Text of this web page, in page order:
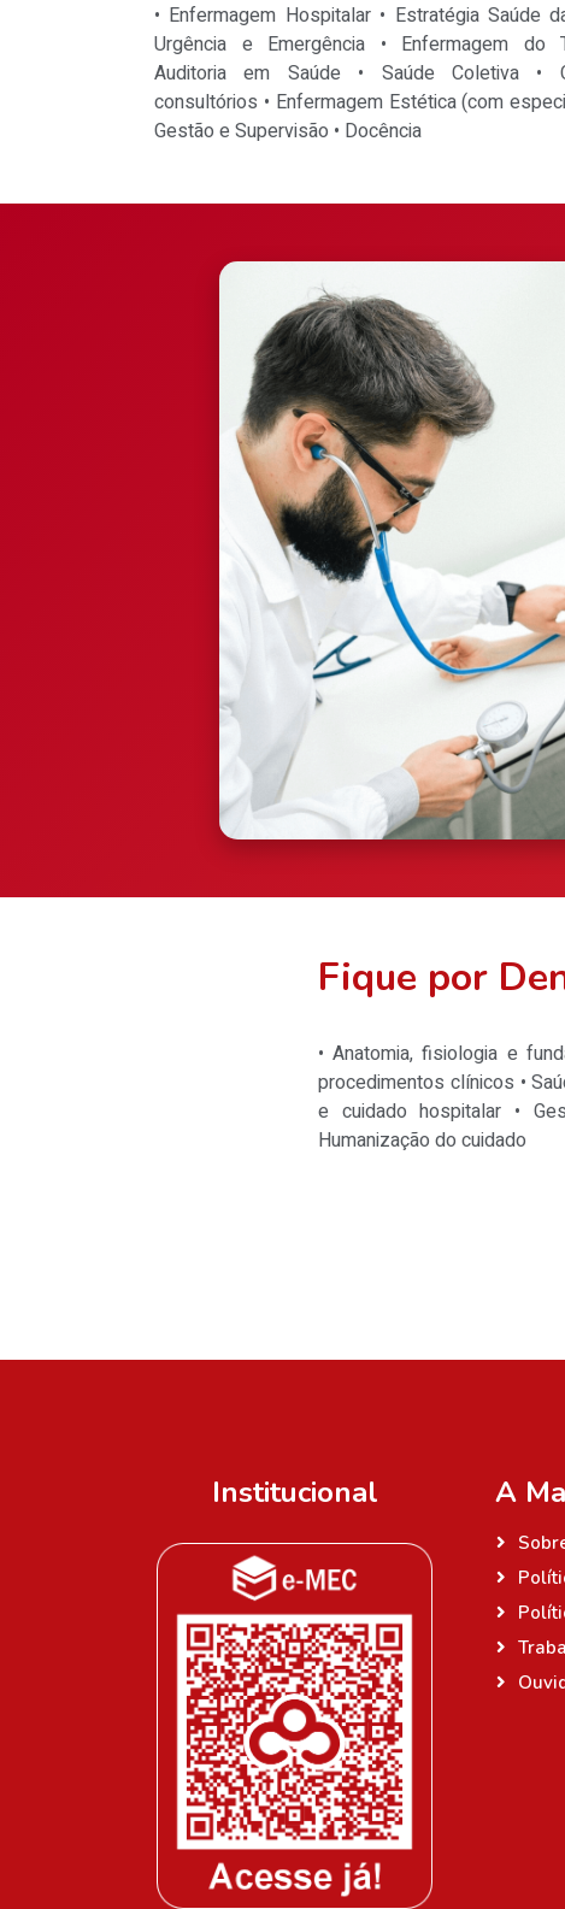
• Enfermagem Hospitalar • Estratégia Saúde
Urgência e Emergência • Enfermagem do
Auditoria em Saúde • Saúde Coletiva •
consultórios • Enfermagem Estética (com
Gestão e Supervisão • Docência
Fique por
• Anatomia, fisiologia e
procedimentos clínicos •
e cuidado hospitalar •
Humanização do cuidado
Institucional A